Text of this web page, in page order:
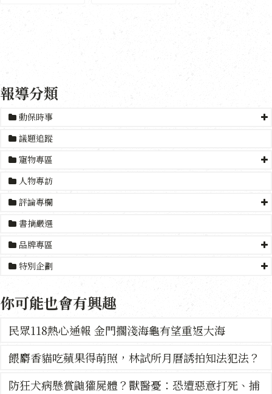
報導分類
動保時事
議題追蹤
寵物專區
人物專訪
評論專欄
書摘嚴選
品牌專區
特別企劃
你可能也會有興趣
民眾118熱心通報 金門擱淺海龜有望重返大海
餵麝香貓吃蘋果得萌照，林試所月曆誘拍知法犯法？
防狂犬病懸賞鼬獾屍體？獸醫憂：恐遭惡意打死、捕